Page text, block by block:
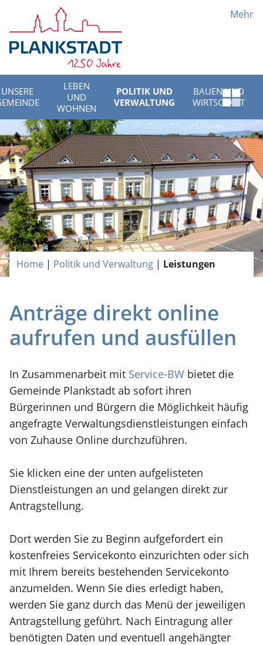
Mehr
UNSERE
LEBEN
UND
WOHNEN
POLITIK UND
VERWALTUNG
BAUEN UND
WIRTSCHAFT
Menü
öffnen
Home | Politik und Verwaltung | Leistungen
Anträge direkt online
aufrufen und ausfüllen
In Zusammenarbeit mit Service-BW bietet die
Gemeinde Plankstadt ab sofort ihren
Bürgerinnen und Bürgern die Möglichkeit häufig
angefragte Verwaltungsdienstleistungen einfach
von Zuhause Online durchzuführen.
Sie klicken eine der unten aufgelisteten
Dienstleistungen an und gelangen direkt zur
Antragstellung.
Dort werden Sie zu Beginn aufgefordert ein
kostenfreies Servicekonto einzurichten oder sich
mit Ihrem bereits bestehenden Servicekonto
anzumelden. Wenn Sie dies erledigt haben,
werden Sie ganz durch das Menü der jeweiligen
Antragstellung geführt. Nach Eintragung aller
benötigten Daten und eventuell angehängter